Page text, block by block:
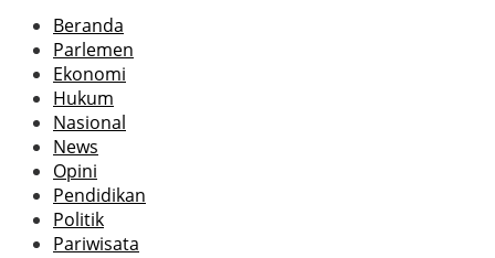
Beranda
Parlemen
Ekonomi
Hukum
Nasional
News
Opini
Pendidikan
Politik
Pariwisata